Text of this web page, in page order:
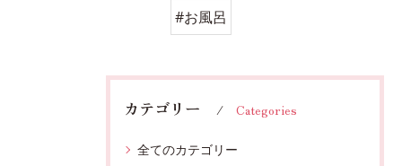
#お風呂
カテゴリー Categories
全てのカテゴリー